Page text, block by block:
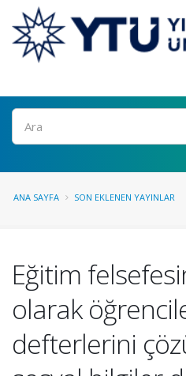
Ara
ANA SAYFA SON EKLENEN YAYINLAR
Eğitim
olarak
defterlerini